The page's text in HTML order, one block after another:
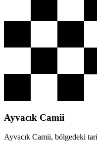
Ayvacık Camii
Ayvacık Camii, bölgedeki